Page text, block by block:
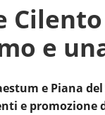
e
e Piana del
e promozione